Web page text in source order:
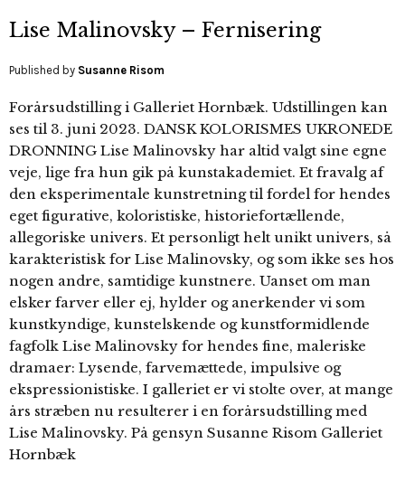
Lise Malinovsky – Fernisering
Published by Susanne Risom
Forårsudstilling i Galleriet Hornbæk. Udstillingen kan
ses til 3. juni 2023. DANSK KOLORISMES UKRONEDE
DRONNING Lise Malinovsky har altid valgt sine egne
veje, lige fra hun gik på kunstakademiet. Et fravalg af
den eksperimentale kunstretning til fordel for hendes
eget figurative, koloristiske, historiefortællende,
allegoriske univers. Et personligt helt unikt univers, så
karakteristisk for Lise Malinovsky, og som ikke ses hos
nogen andre, samtidige kunstnere. Uanset om man
elsker farver eller ej, hylder og anerkender vi som
kunstkyndige, kunstelskende og kunstformidlende
fagfolk Lise Malinovsky for hendes fine, maleriske
dramaer: Lysende, farvemættede, impulsive og
ekspressionistiske. I galleriet er vi stolte over, at mange
års stræben nu resulterer i en forårsudstilling med
Lise Malinovsky. På gensyn Susanne Risom Galleriet
Hornbæk